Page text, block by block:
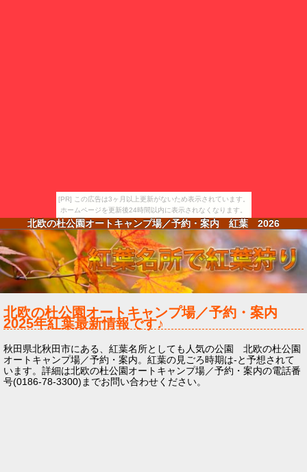
[PR] この広告は3ヶ月以上更新がないため表示されています。
ホームページを更新後24時間以内に表示されなくなります。
北欧の杜公園オートキャンプ場／予約・案内 紅葉 2026
北欧の杜公園オートキャンプ場／予約・案内
2025年紅葉最新情報です♪
秋田県北秋田市にある、紅葉名所としても人気の公園 北欧の杜公園
オートキャンプ場／予約・案内。紅葉の見ごろ時期は-と予想されて
います。詳細は北欧の杜公園オートキャンプ場／予約・案内の電話番
号(0186-78-3300)までお問い合わせください。